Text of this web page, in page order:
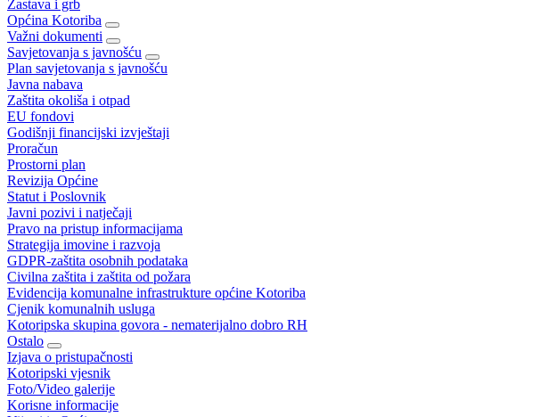
Zastava i grb
Općina Kotoriba
Važni dokumenti
Savjetovanja s javnošću
Plan savjetovanja s javnošću
Javna nabava
Zaštita okoliša i otpad
EU fondovi
Godišnji financijski izvještaji
Proračun
Prostorni plan
Revizija Općine
Statut i Poslovnik
Javni pozivi i natječaji
Pravo na pristup informacijama
Strategija imovine i razvoja
GDPR-zaštita osobnih podataka
Civilna zaštita i zaštita od požara
Evidencija komunalne infrastrukture općine Kotoriba
Cjenik komunalnih usluga
Kotoripska skupina govora - nematerijalno dobro RH
Ostalo
Izjava o pristupačnosti
Kotoripski vjesnik
Foto/Video galerije
Korisne informacije